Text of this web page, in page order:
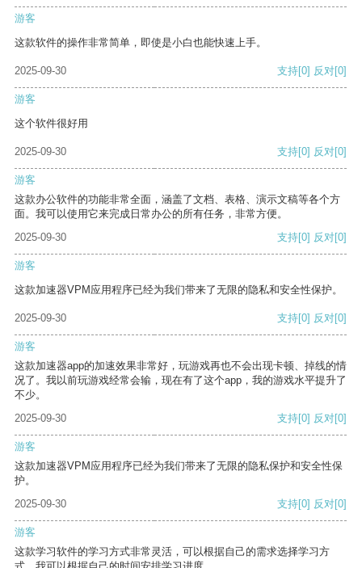
游客
这款软件的操作非常简单，即使是小白也能快速上手。
2025-09-30 支持[0] 反对[0]
游客
这个软件很好用
2025-09-30 支持[0] 反对[0]
游客
这款办公软件的功能非常全面，涵盖了文档、表格、演示文稿等各个方
面。我可以使用它来完成日常办公的所有任务，非常方便。
2025-09-30
支持[0] 反对[0]
游客
这款加速器VPM应用程序已经为我们带来了无限的隐私和安全性保护。
2025-09-30 支持[0] 反对[0]
游客
这款加速器app的加速效果非常好，玩游戏再也不会出现卡顿、掉线的情
况了。我以前玩游戏经常会输，现在有了这个app，我的游戏水平提升了
不少。
2025-09-30
支持[0] 反对[0]
游客
这款加速器VPM应用程序已经为我们带来了无限的隐私保护和安全性保
护。
2025-09-30
支持[0] 反对[0]
游客
这款学习软件的学习方式非常灵活，可以根据自己的需求选择学习方